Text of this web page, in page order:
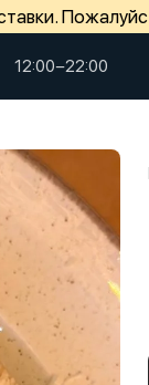
12:00−22:00